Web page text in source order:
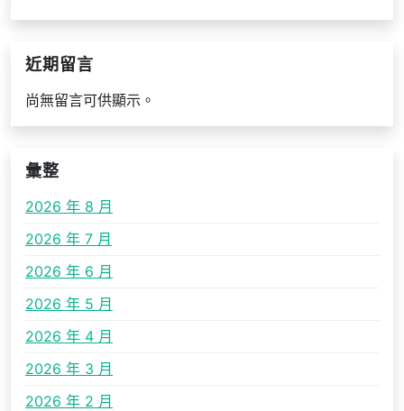
近期留言
尚無留言可供顯示。
彙整
2026 年 8 月
2026 年 7 月
2026 年 6 月
2026 年 5 月
2026 年 4 月
2026 年 3 月
2026 年 2 月